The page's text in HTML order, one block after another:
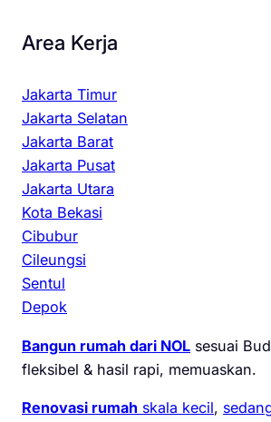
Area Kerja
Jakarta Timur
Jakarta Selatan
Jakarta Barat
Jakarta Pusat
Jakarta Utara
Kota Bekasi
Cibubur
Cileungsi
Sentul
Depok
Bangun rumah dari NOL sesuai
fleksibel & hasil rapi, memuaskan.
Renovasi rumah skala kecil,